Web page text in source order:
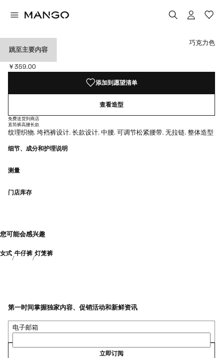
跳至主要内容
纹理哈伦裤
当前价格 [￥359.00 ]
￥359.00
选择颜色
已选择颜色巧克力色
巧克力色
添加到愿望清单
查看造型
免费送货到商店
直筒裤高腰长款
纹理织物. 垮裆裤设计. 长款设计. 中腰. 可调节松紧腰带. 无拉链. 整体造型
细节、成分和护理说明
测量
门店库存
您可能会感兴趣
女式 牛仔裤 灯笼裤
第一时间掌握独家内容、促销活动和新鲜资讯
电子邮箱
立即订阅